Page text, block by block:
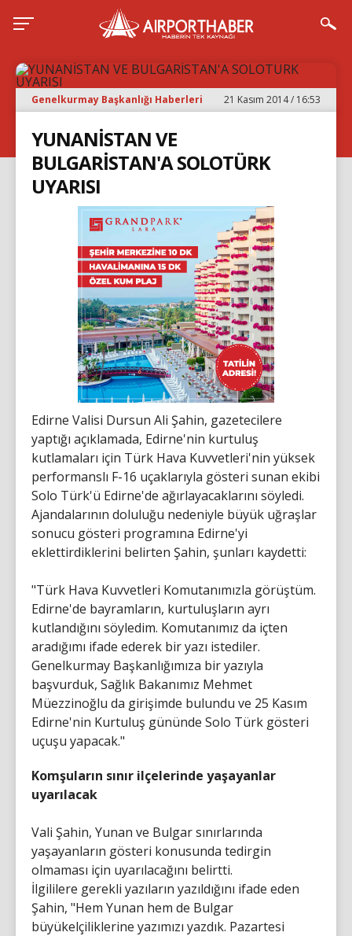
Genelkurmay Başkanlığı Haberleri 21 Kasım 2014 / 16:53
YUNANİSTAN VE
BULGARİSTAN'A SOLOTÜRK
UYARISI
Edirne Valisi Dursun Ali Şahin, gazetecilere
yaptığı açıklamada, Edirne'nin kurtuluş
kutlamaları için Türk Hava Kuvvetleri'nin yüksek
performanslı F-16 uçaklarıyla gösteri sunan ekibi
Solo Türk'ü Edirne'de ağırlayacaklarını söyledi.
Ajandalarının doluluğu nedeniyle büyük uğraşlar
sonucu gösteri programına Edirne'yi
eklettirdiklerini belirten Şahin, şunları kaydetti:
"Türk Hava Kuvvetleri Komutanımızla görüştüm.
Edirne'de bayramların, kurtuluşların ayrı
kutlandığını söyledim. Komutanımız da içten
aradığımı ifade ederek bir yazı istediler.
Genelkurmay Başkanlığımıza bir yazıyla
başvurduk, Sağlık Bakanımız Mehmet
Müezzinoğlu da girişimde bulundu ve 25 Kasım
Edirne'nin Kurtuluş gününde Solo Türk gösteri
uçuşu yapacak."
Komşuların sınır ilçelerinde yaşayanlar
uyarılacak
Vali Şahin, Yunan ve Bulgar sınırlarında
yaşayanların gösteri konusunda tedirgin
olmaması için uyarılacağını belirtti.
İlgililere gerekli yazıların yazıldığını ifade eden
Şahin, "Hem Yunan hem de Bulgar
büyükelçiliklerine yazımızı yazdık. Pazartesi